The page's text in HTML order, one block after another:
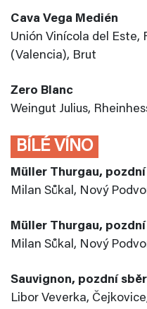
Cava Vega Medién
Unión Vinícola del Este,
(Valencia), Brut
Zero Blanc
Weingut Julius,
BÍLÉ VÍNO
Müller Thurgau,
Milan Sůkal, Nový
Müller Thurgau,
Milan Sůkal, Nový
Sauvignon, pozdní sběr
Libor Veverka,